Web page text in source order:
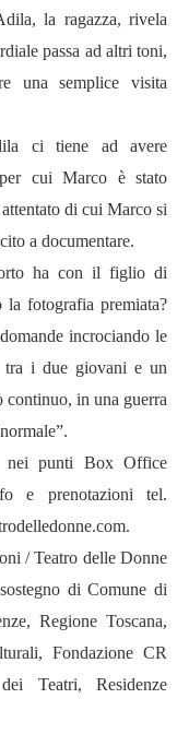
la ragazza, rivela
passa ad altri toni,
una semplice visita
ci tiene ad avere
cui Marco è stato
di cui Marco si
a documentare.
ha con il figlio di
fotografia premiata?
incrociando le
i due giovani e un
continuo, in una guerra
nei punti Box Office
e prenotazioni tel.
.
/ Teatro delle Donne
di Comune di
Regione Toscana,
Fondazione CR
Teatri, Residenze